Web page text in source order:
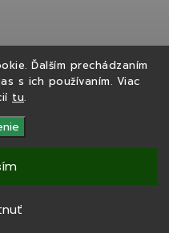
Ďalším prechádzaním
s ich používaním. Viac
tu.
. Všetky práva vyhradené.
| Design